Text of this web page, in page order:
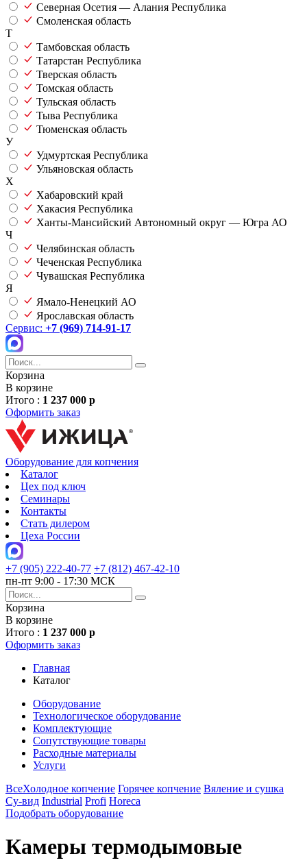
Северная Осетия — Алания Республика
Смоленская область
Т
Тамбовская область
Татарстан Республика
Тверская область
Томская область
Тульская область
Тыва Республика
Тюменская область
У
Удмуртская Республика
Ульяновская область
Х
Хабаровский край
Хакасия Республика
Ханты-Мансийский Автономный округ — Югра АО
Ч
Челябинская область
Чеченская Республика
Чувашская Республика
Я
Ямало-Ненецкий АО
Ярославская область
Сервис: +7 (969) 714-91-17
Корзина
В корзине
Итого : 1 237 000 р
Оформить заказ
Оборудование для копчения
Каталог
Цех под ключ
Семинары
Контакты
Стать дилером
Цеха России
+7 (905) 222-40-77 +7 (812) 467-42-10
пн-пт 9:00 - 17:30 МСК
Корзина
В корзине
Итого : 1 237 000 р
Оформить заказ
Главная
Каталог
Оборудование
Технологическое оборудование
Комплектующие
Сопутствующие товары
Расходные материалы
Услуги
ВсеХолодное копчение Горячее копчение Вяление и сушка
Су-вид Industrial Profi Horeca
Подобрать оборудование
Камеры термодымовые